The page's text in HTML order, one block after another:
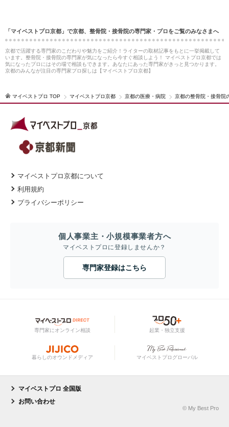
「マイベストプロ京都」で京都、整骨院・接骨院の専門家・プロをご覧のみなさまへ
京都で活躍する専門家のこだわりや魅力をご紹介！ライターの取材記事をもとに一挙掲載して
います。整骨院・接骨院の専門家が気になったら今すぐ相談しよう！ マイベストプロ京都では
気になったプロにはその場で相談もできます。あなたにあった専門家がきっと見つかります。
京都のみんなが注目の専門家プロ探しは【マイベストプロ京都】
マイベストプロ TOP マイベストプロ京都 京都の医療・病院 京都の整骨院・接骨院
マイベストプロ京都について
利用規約
プライバシーポリシー
個人事業主・小規模事業者方へ
マイベストプロに登録しませんか？
専門家登録はこちら
専門家にオンライン相談 起業・独立支援
暮らしのオウンドメディア マイベストプログローバル
マイベストプロ 全国版
お問い合わせ
© My Best Pro